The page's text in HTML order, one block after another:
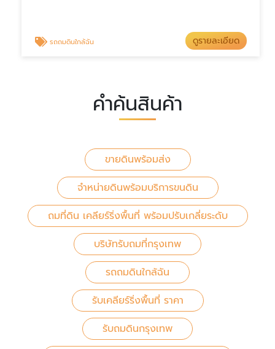
รถถมดินใกล้ฉัน ดูรายละเอียด
คำค้นสินค้า
ขายดินพร้อมส่ง
จำหน่ายดินพร้อมบริการขนดิน
ถมที่ดิน เคลียร์ริ่งพื้นที่ พร้อมปรับเกลี่ยระดับ
บริษัทรับถมที่กรุงเทพ
รถถมดินใกล้ฉัน
รับเคลียร์ริ่งพื้นที่ ราคา
รับถมดินกรุงเทพ